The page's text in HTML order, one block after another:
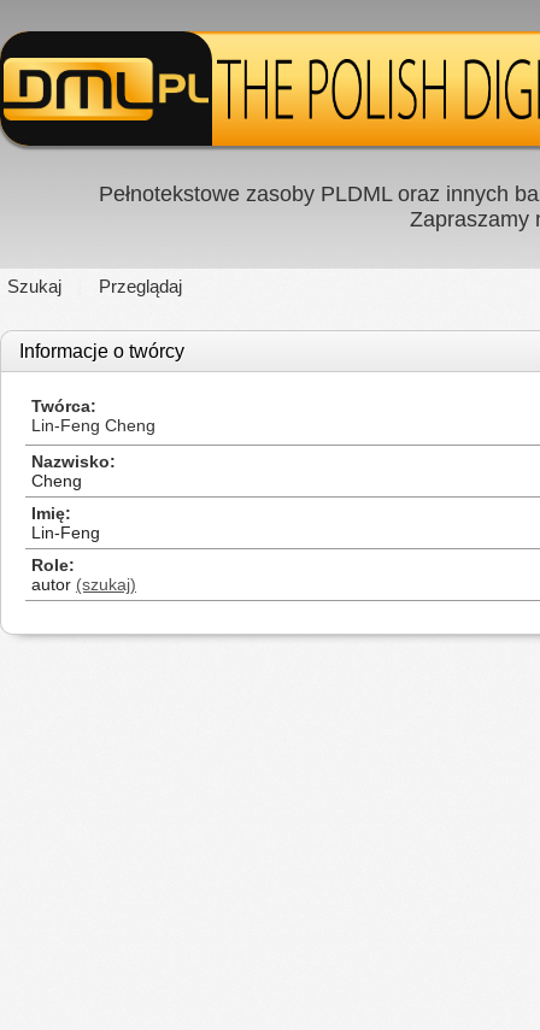
Pełnotekstowe zasoby PLDML oraz innych
Zapraszamy
Szukaj Przeglądaj
Informacje o twórcy
Twórca
Lin-Feng Cheng
Nazwisko
Cheng
Imię
Lin-Feng
Role
autor (szukaj)